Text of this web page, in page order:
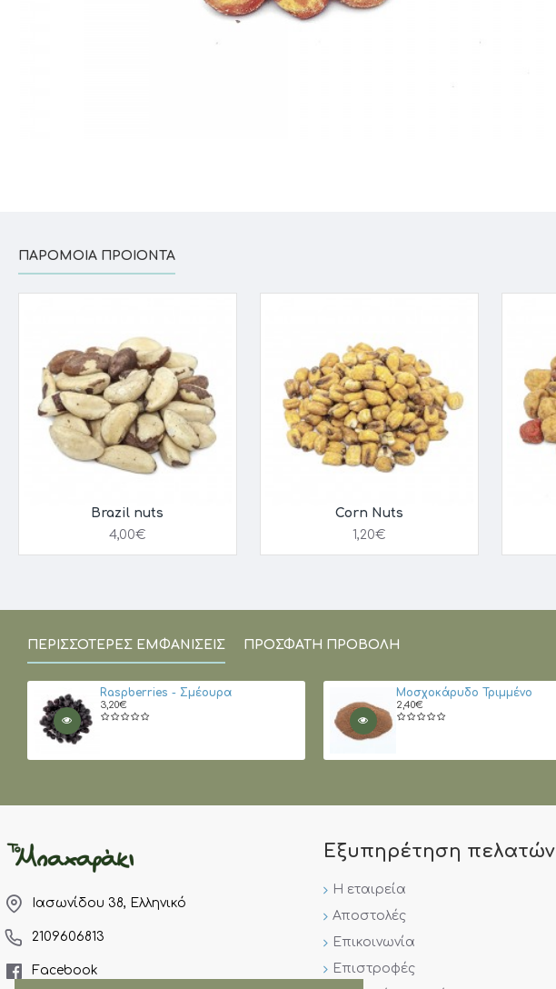
ΠΑΡΌΜΟΙΑ ΠΡΟΙΌΝΤΑ
Brazil nuts
4,00€
Corn Nuts
1,20€
ΠΕΡΙΣΣΌΤΕΡΕΣ ΕΜΦΑΝΊΣΕΙΣ ΠΡΌΣΦΑΤΗ ΠΡΟΒΟΛΉ
Raspberries - Σμέουρα
3,20€
Μοσχοκάρυδο Τριμμένο
2,40€
Ιασωνίδου 38, Ελληνικό
2109606813
Facebook
Εξυπηρέτηση πελατών
Η εταιρεία
Αποστολές
Επικοινωνία
Επιστροφές